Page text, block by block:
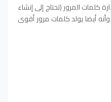
المرور (تحتاج إلى إنشاء
أيضا يولد كلمات مرور أقوى